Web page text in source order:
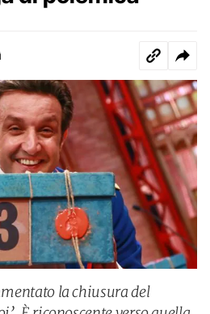
la chiusura del